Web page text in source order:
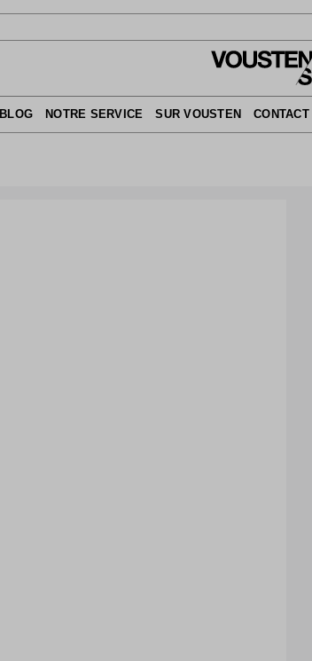
BLOG NOTRE SERVICE SUR VOUSTEN CONTACT